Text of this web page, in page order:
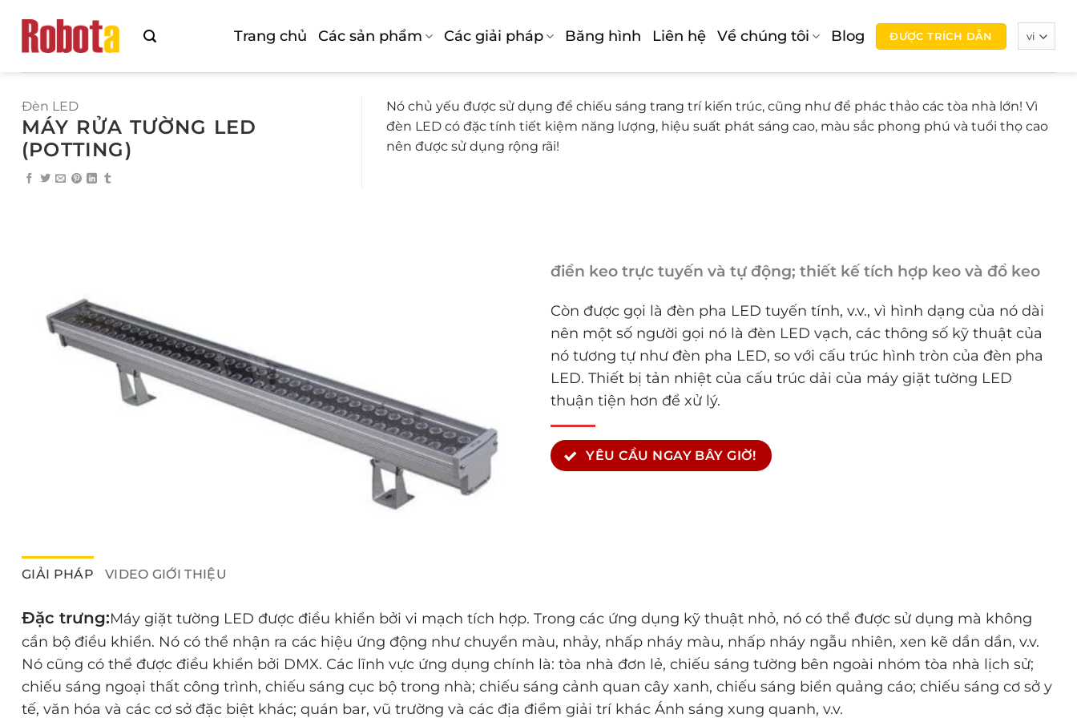
dung
Trang chủ Các sản phẩm Các giải pháp Băng hình Liên hệ Về chúng tôi Blog ĐƯỢC TRÍCH DẪN
Đèn LED
MÁY RỬA TƯỜNG LED
(POTTING)
Nó chủ yếu được sử dụng để chiếu sáng trang trí kiến ​​trúc, cũng như để phác thảo các tòa nhà lớn! Vì
đèn LED có đặc tính tiết kiệm năng lượng, hiệu suất phát sáng cao, màu sắc phong phú và tuổi thọ cao
nên được sử dụng rộng rãi!
điền keo trực tuyến và tự động; thiết kế tích hợp keo và đổ keo
Còn được gọi là đèn pha LED tuyến tính, v.v., vì hình dạng của nó dài
nên một số người gọi nó là đèn LED vạch, các thông số kỹ thuật của
nó tương tự như đèn pha LED, so với cấu trúc hình tròn của đèn pha
LED. Thiết bị tản nhiệt của cấu trúc dải của máy giặt tường LED
thuận tiện hơn để xử lý.
YÊU CẦU NGAY BÂY GIỜ!
GIẢI PHÁP VIDEO GIỚI THIỆU
Đặc trưng:Máy giặt tường LED được điều khiển bởi vi mạch tích hợp. Trong các ứng dụng kỹ thuật nhỏ, nó có thể được sử dụng mà không
cần bộ điều khiển. Nó có thể nhận ra các hiệu ứng động như chuyển màu, nhảy, nhấp nháy màu, nhấp nháy ngẫu nhiên, xen kẽ dần dần, v.v.
Nó cũng có thể được điều khiển bởi DMX. Các lĩnh vực ứng dụng chính là: tòa nhà đơn lẻ, chiếu sáng tường bên ngoài nhóm tòa nhà lịch sử;
chiếu sáng ngoại thất công trình, chiếu sáng cục bộ trong nhà; chiếu sáng cảnh quan cây xanh, chiếu sáng biển quảng cáo; chiếu sáng cơ sở y
tế, văn hóa và các cơ sở đặc biệt khác; quán bar, vũ trường và các địa điểm giải trí khác Ánh sáng xung quanh, v.v.